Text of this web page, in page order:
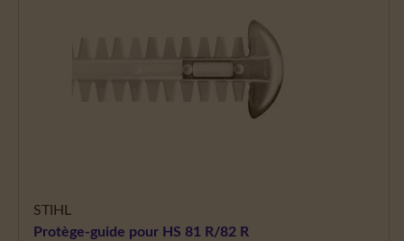
STIHL
Protège-guide pour HS 81 R/82 R